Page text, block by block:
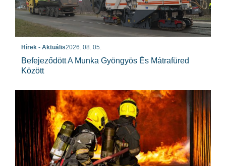
Hírek - Aktuális2026. 08. 05.
Befejeződött A Munka Gyöngyös És Mátrafüred
Között